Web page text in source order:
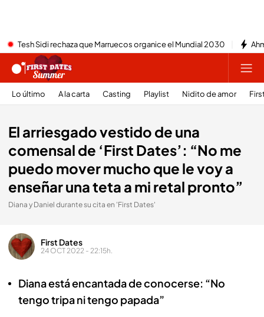
Tesh Sidi rechaza que Marruecos organice el Mundial 2030
Lo último A la carta Casting Playlist Nidito de amor
El arriesgado vestido de una
comensal de ‘First Dates’: “No me
puedo mover mucho que le voy a
enseñar una teta a mi retal pronto”
Diana y Daniel durante su cita en 'First Dates'
First Dates
24 OCT 2022 - 22:15h.
Diana está encantada de conocerse: “No
tengo tripa ni tengo papada”